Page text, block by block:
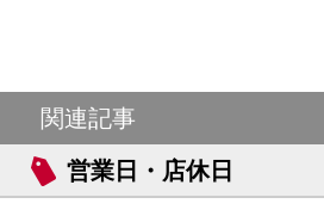
関連記事
営業日・店休日